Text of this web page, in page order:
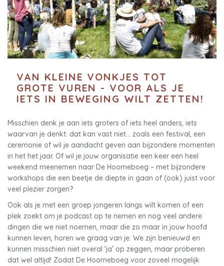
VAN KLEINE VONKJES TOT
GROTE VUREN - VOOR ALS JE
IETS IN BEWEGING WILT ZETTEN!
Misschien denk je aan iets groters of iets heel anders, iets
waarvan je denkt: dat kan vast niet… zoals een festival, een
ceremonie of wil je aandacht geven aan bijzondere momenten
in het het jaar. Of wil je jouw organisatie een keer een heel
weekend meenemen naar De Hoorneboeg – met bijzondere
workshops die een beetje de diepte in gaan of (ook) juist voor
veel plezier zorgen?
Ook als je met een groep jongeren langs wilt komen of een
plek zoekt om je podcast op te nemen en nog veel andere
dingen die we niet noemen, maar die zo maar in jouw hoofd
kunnen leven, horen we graag van je. We zijn benieuwd en
kunnen misschien niet overal ‘ja’ op zeggen, maar proberen
dat wel altijd! Zodat De Hoorneboeg voor zoveel mogelijk